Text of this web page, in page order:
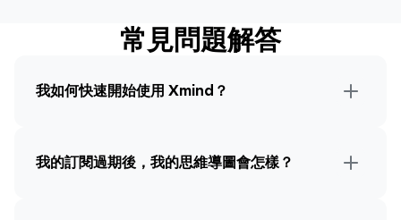
常見問題解答
我如何快速開始使用 Xmind？
我的訂閱過期後，我的思維導圖會怎樣？